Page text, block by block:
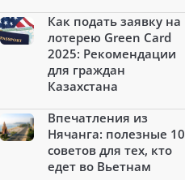
Как подать заявку на
лотерею Green Card
2025: Рекомендации
для граждан
Казахстана
Впечатления из
Нячанга: полезные 10
советов для тех, кто
едет во Вьетнам